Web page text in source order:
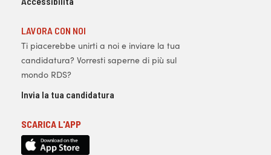
LAVORA CON NOI
Ti piacerebbe unirti a noi e inviare la tua
candidatura? Vorresti saperne di più sul
mondo RDS?
Invia la tua candidatura
SCARICA L'APP